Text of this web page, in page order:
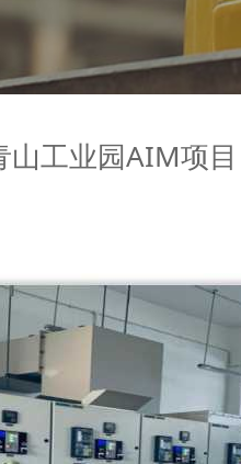
山工业园AIM项目